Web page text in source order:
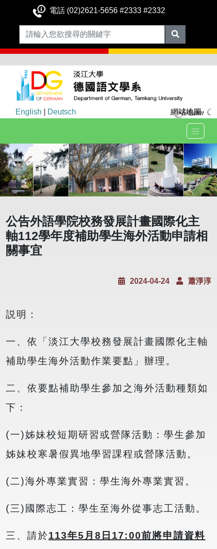
電話 (02)2621-5656 #2333 #2332
English Deutsch 網站地圖
公告外語學院校務發展計畫國際化主
軸112學年度補助學生海外活動申請相
關事宜
2024-04-24 蕭淨淳
説明：
一、依「淡江大學校務發展計畫國際化主軸
補助學生海外活動作業要點」辦理。
二、依要點補助學生參加之海外活動種類如
下：
(一)姊妹校短期研習或營隊活動：學生參加
姊妹校寒暑假異地學習課程或營隊活動。
(二)海外專業實習：學生海外專業實習。
(三)國際志工：學生至海外從事志工活動。
三、請於113年5月8日17:00前將申請資料